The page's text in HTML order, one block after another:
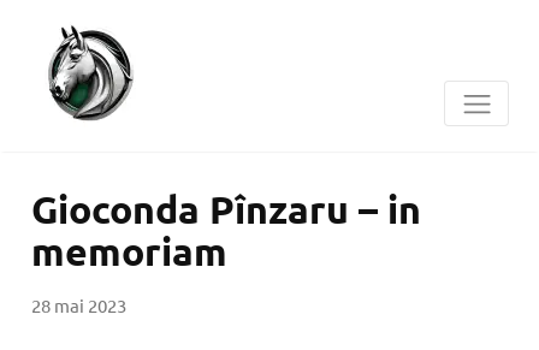
Gioconda Pînzaru – in
memoriam
28 mai 2023